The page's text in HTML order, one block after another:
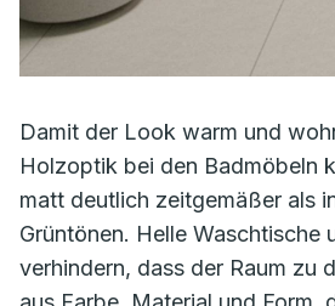
Damit der Look warm und
Holzoptik bei den Badmöbeln
matt deutlich zeitgemäßer als
Grüntönen. Helle Waschtische
verhindern, dass der Raum zu